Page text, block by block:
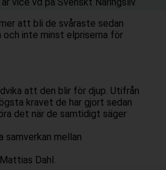
att bli de svåraste sedan
inte minst elpriserna för
att den blir för djup. Utifrån
kravet de har gjort sedan
det när de samtidigt säger
samverkan mellan
Dahl.